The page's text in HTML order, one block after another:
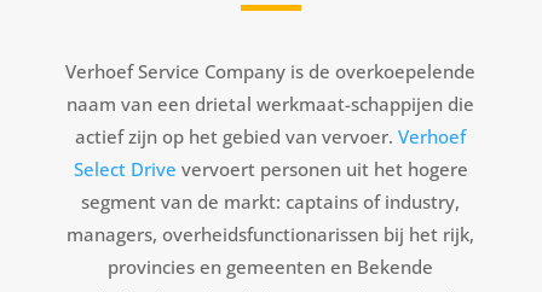
Verhoef Service Company is de overkoepelende
naam van een drietal werkmaat-schappijen die
actief zijn op het gebied van vervoer. Verhoef
Select Drive vervoert personen uit het hogere
segment van de markt: captains of industry,
managers, overheidsfunctionarissen bij het rijk,
provincies en gemeenten en Bekende